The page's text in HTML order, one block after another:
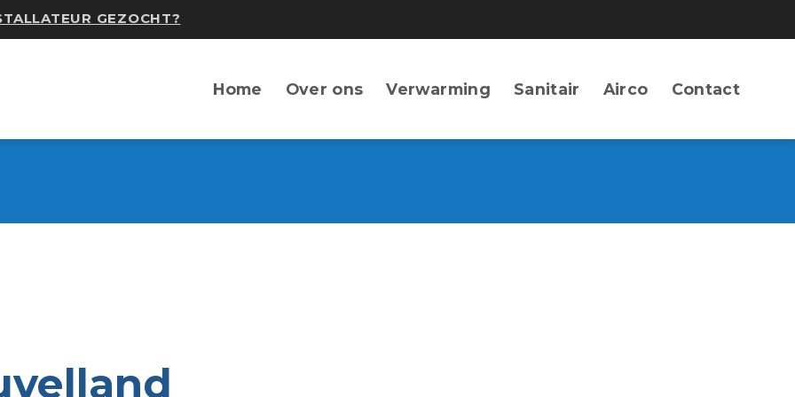
GEZOCHT?
Home Over ons Verwarming Sanitair Airco Contact